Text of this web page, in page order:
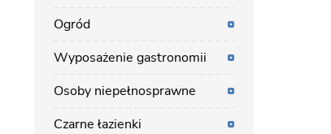
Ogród
Wyposażenie gastronomii
Osoby niepełnosprawne
Czarne łazienki